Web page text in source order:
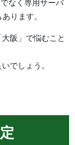
なく専用サーバ
ります。
阪」で悩むこと
でしょう。